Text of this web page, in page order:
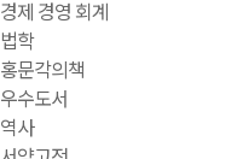
경제 경영 회계
법학
홍문각의책
우수도서
역사